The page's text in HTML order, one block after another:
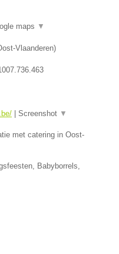
maps ▼
Vlaanderen)
Screenshot ▼
met catering in Oost-
Babyborrels,